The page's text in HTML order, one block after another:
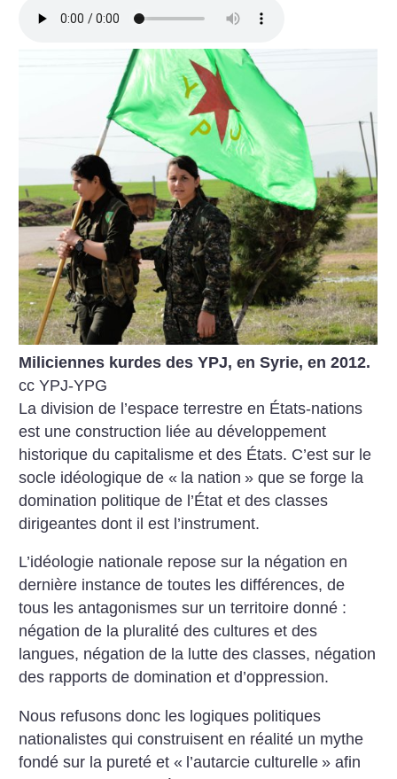
Miliciennes kurdes des YPJ, en Syrie, en 2012.
cc YPJ-YPG
La division de l’espace terrestre en États-nations
est une construction liée au développement
historique du capitalisme et des États. C’est sur le
socle idéologique de « la nation » que se forge la
domination politique de l’État et des classes
dirigeantes dont il est l’instrument.
L’idéologie nationale repose sur la négation en
dernière instance de toutes les différences, de
tous les antagonismes sur un territoire donné :
négation de la pluralité des cultures et des
langues, négation de la lutte des classes, négation
des rapports de domination et d’oppression.
Nous refusons donc les logiques politiques
nationalistes qui construisent en réalité un mythe
fondé sur la pureté et « l’autarcie culturelle » afin